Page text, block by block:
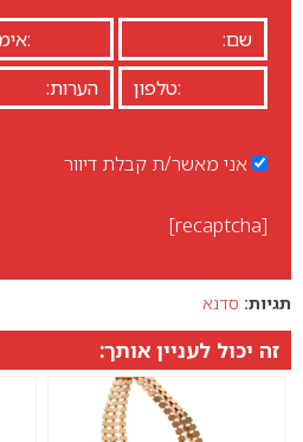
אני מאשר/ת קבלת דיוור
[recaptcha]
תגיות: סדנא
זה יכול לעניין אותך: